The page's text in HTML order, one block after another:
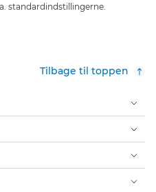
standardindstillingerne.
Tilbage til toppen